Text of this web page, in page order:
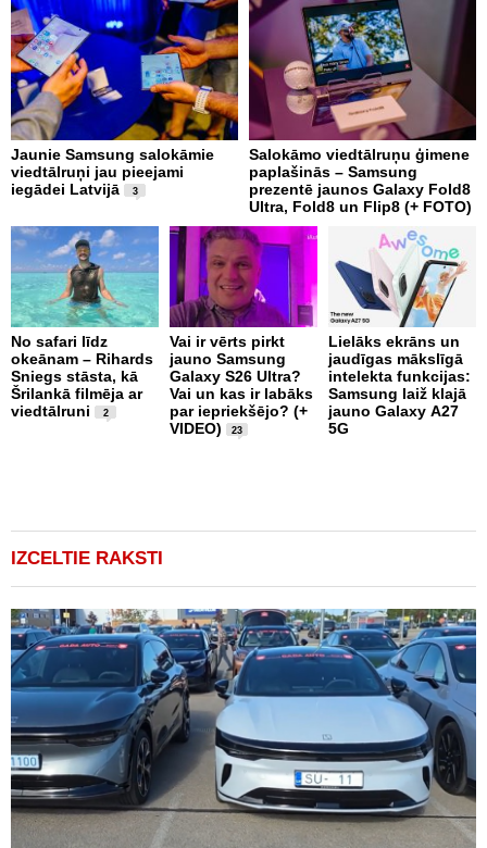
Jaunie Samsung salokāmie
viedtālruņi jau pieejami
iegādei Latvijā
3
Salokāmo viedtālruņu ģimene
paplašinās – Samsung
prezentē jaunos Galaxy Fold8
Ultra, Fold8 un Flip8 (+ FOTO)
No safari līdz
okeānam – Rihards
Sniegs stāsta, kā
Šrilankā filmēja ar
viedtālruni
2
Vai ir vērts pirkt
jauno Samsung
Galaxy S26 Ultra?
Vai un kas ir labāks
par iepriekšējo? (+
VIDEO)
23
Lielāks ekrāns un
jaudīgas mākslīgā
intelekta funkcijas:
Samsung laiž klajā
jauno Galaxy A27
5G
IZCELTIE RAKSTI